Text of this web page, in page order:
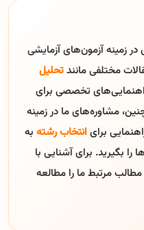
در زمینه آزمون‌های آزمایشی
مختلفی مانندتحلیل
تخصصی برای
مشاوره‌های ما در زمینه
برایانتخاب رشته به
بگیرید. برای آشنایی با
مطالب مرتبط ما را مطالعه